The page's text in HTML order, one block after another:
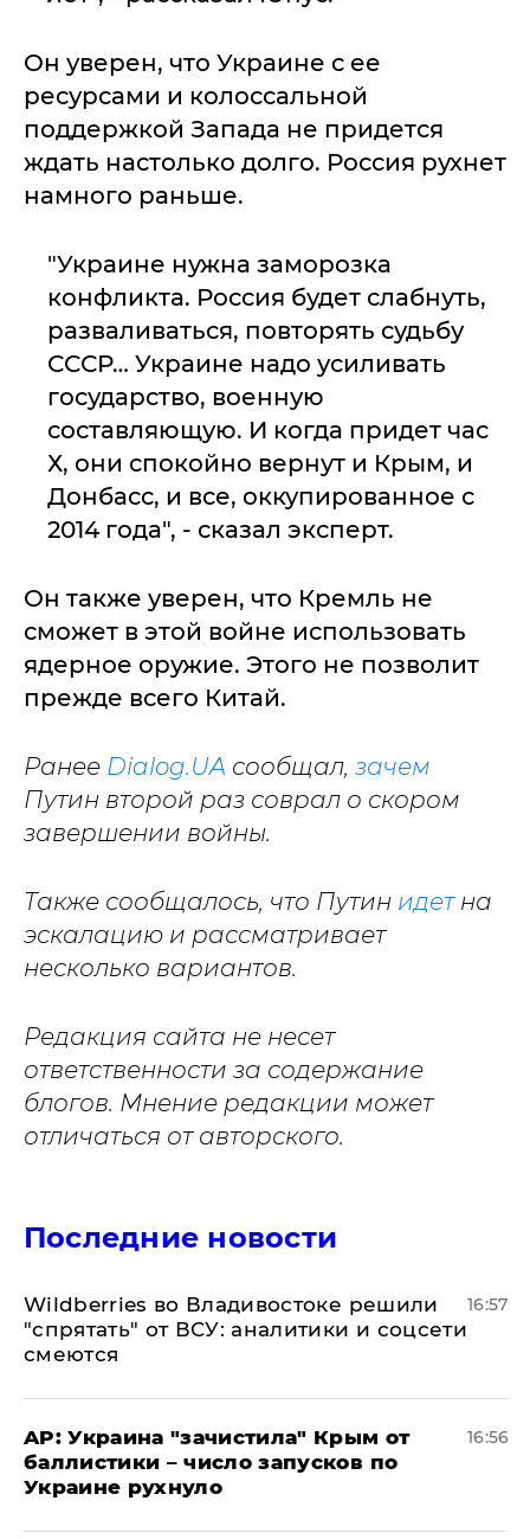
Он уверен, что Украине с ее
ресурсами и колоссальной
поддержкой Запада не придется
ждать настолько долго. Россия рухнет
намного раньше.
"Украине нужна заморозка
конфликта. Россия будет слабнуть,
разваливаться, повторять судьбу
СССР… Украине надо усиливать
государство, военную
составляющую. И когда придет час
Х, они спокойно вернут и Крым, и
Донбасс, и все, оккупированное с
2014 года", - сказал эксперт.
Он также уверен, что Кремль не
сможет в этой войне использовать
ядерное оружие. Этого не позволит
прежде всего Китай.
Ранее Dialog.UA сообщал, зачем
Путин второй раз соврал о скором
завершении войны.
Также сообщалось, что Путин идетна
эскалацию и рассматривает
несколько вариантов.
Редакция сайта не несет
ответственности за содержание
блогов. Мнение редакции может
отличаться от авторского.
Последние новости
Wildberries во Владивостоке решили
"спрятать" от ВСУ: аналитики и соцсети
смеются
16:57
AP: Украина "зачистила" Крым от
баллистики – число запусков по
Украине рухнуло
16:56